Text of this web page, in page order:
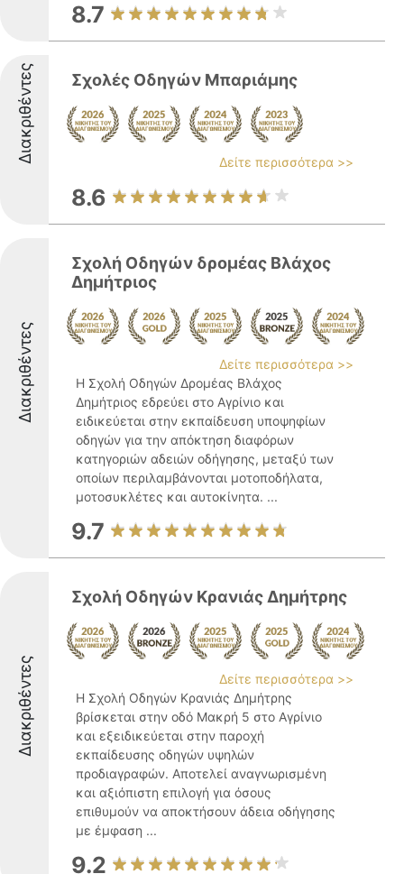
8.7
Διακριθέντες Σχολές Οδηγών Μπαριάμης
Δείτε περισσότερα >>
8.6
Διακριθέντες
Σχολή Οδηγών δρομέας Βλάχος
Δημήτριος
Δείτε περισσότερα >>
Η Σχολή Οδηγών Δρομέας Βλάχος
Δημήτριος εδρεύει στο Αγρίνιο και
ειδικεύεται στην εκπαίδευση υποψηφίων
οδηγών για την απόκτηση διαφόρων
κατηγοριών αδειών οδήγησης, μεταξύ των
οποίων περιλαμβάνονται μοτοποδήλατα,
μοτοσυκλέτες και αυτοκίνητα. ...
9.7
Διακριθέντες
Σχολή Οδηγών Κρανιάς Δημήτρης
Δείτε περισσότερα >>
Η Σχολή Οδηγών Κρανιάς Δημήτρης
βρίσκεται στην οδό Μακρή 5 στο Αγρίνιο
και εξειδικεύεται στην παροχή
εκπαίδευσης οδηγών υψηλών
προδιαγραφών. Αποτελεί αναγνωρισμένη
και αξιόπιστη επιλογή για όσους
επιθυμούν να αποκτήσουν άδεια οδήγησης
με έμφαση ...
9.2